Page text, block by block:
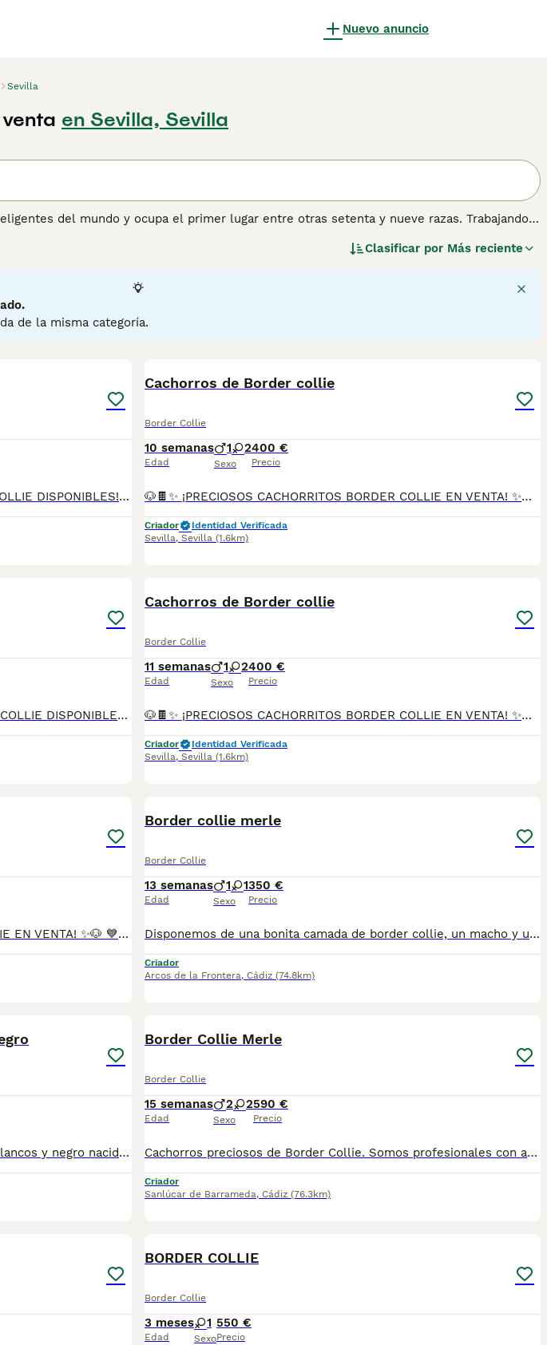
Nuevo anuncio
Sevilla
en Sevilla, Sevilla
del mundo y ocupa el primer lugar entre otras setenta y nueve razas. Trabajando
trabajo y de compañía, particularmente adecuado para personas que llevan una vida activa
Border Collie
Clasificar por Más reciente
de la misma categoría.
🐶🖤🤍 ¡PRECIOSAS CACHORRITAS BORDER COLLIE DISPONIBLES! 🤎🐾 Tenemos 4 preciosas cachorritas de Border Collie listas para reservar: ✨ 3 de color tricolor ✨ 1 de color blanco y negro ✅ Cartilla sanitaria ✅ Primera vacuna puesta ✅ Desparasitadas ✅ Contrato de garantía ✅ Posibilidad de envío a toda la península Son cachorras muy cariñosas, inteligentes y con un excelente carácter, ideales tanto para compañía como para familias activas. 📞 Más información y reservas: 614 140 345
Cachorros de Border collie
Border Collie
10 semanas
Edad
1 2
Sexo
400 €
Precio
🐶🍫✨ ¡PRECIOSOS CACHORRITOS BORDER COLLIE EN VENTA! ✨🍫🐶 🤎🤍 Dos hembras color CHOCOLATE Y BLANCO 💙🤍 Un macho color MERLE 🎂 2 meses de edad 👨‍👩‍👧‍👦 Padres: 🐾 DUKE (padre) 🐾 DAMA (madre) 📦 Se entregan con: 💉 Primera vacuna 🪱 Desparasitados 📘 Cartilla sanitaria 📝 Contrato de garantía ✅ Todo al día 🚚 Posibilidad de envío a toda la península 🇪🇸 📲 Más información y reservas: 📞 614 140 345
Criador
Identidad Verificada
Sevilla, Sevilla (1.6km)
🐶🖤🤍✨ ¡PRECIOSAS CACHORRITAS BORDER COLLIE DISPONIBLES PARA RESERVA! ✨🤍🖤🐶 👧🐾 4 HEMBRAS 🎂 1 mes de edad 🎨 Colores: BLANCO Y NEGRO y TRICOLOR 💖 Ya puedes reservar a tu futura compañera. Se entregarán cuando tengan la edad adecuada, sanas y con todos sus cuidados al día. 📦 Se entregarán con: 💉 Primera vacuna 🪱 Desparasitadas 📘 Cartilla sanitaria 📝 Contrato de garantía ✅ Todo al día 🚚 Posibilidad de envío a toda la península 🇪🇸 📲 Más información y reservas: 📞 614 140 345 🐾 Son cachorritas muy cariñosas, inteligentes y con el carácter ideal para formar parte de una familia. ¡No dejes pasar la oportunidad de darles un hogar lleno de amor y alegría! ❤️🏡🐾 ✨ ¡Reserva abierta! Elige tu cachorrita antes de que encuentren a su familia perfecta ✨
Cachorros de Border collie
Border Collie
11 semanas
Edad
1 2
Sexo
400 €
Precio
🐶🍫✨ ¡PRECIOSOS CACHORRITOS BORDER COLLIE EN VENTA! ✨🍫🐶 🤎🤍 Dos hembras color CHOCOLATE Y BLANCO 💙🤍 Un macho color MERLE 🎂 2 meses de edad 👨‍👩‍👧‍👦 Padres: 🐾 DUKE (padre) 🐾 DAMA (madre) 📦 Se entregan con: 💉 Primera vacuna 🪱 Desparasitados 📘 Cartilla sanitaria 📝 Contrato de garantía ✅ Todo al día 🚚 Posibilidad de envío a toda la península 🇪🇸 📲 Más información y reservas: 📞 614 140 345 🐾 Cachorritos muy cariñosos, inteligentes y con el carácter ideal para formar parte de una familia. ¡No dejes pasar la oportunidad de darles un hogar lleno de amor y alegría! ❤️🏡🐾 ✨ ¡Listos para encontrar a su familia perfecta! ✨
Criador
Identidad Verificada
Sevilla, Sevilla (1.6km)
🐶✨ ¡PRECIOSOS CACHORROS BORDER COLLIE EN VENTA! ✨🐶 💙 Macho color MERLE 🖤🤍 Hembra color BLANCO Y NEGRO 🎂 2 meses de edad 📦 Se entregan con: 💉 Primera vacuna 🪱 Desparasitados 📘 Cartilla sanitaria 📝 Contrato de garantía ✅ Todo al día 🚚 Posibilidad de envío a toda la península 🇪🇸 📲 Más información y reservas: 📞 614 140 345 🐾 Son cachorritos muy cariñosos, inteligentes y con el carácter ideal para formar parte de una familia. ¡No dejes pasar la oportunidad de darles un hogar lleno de amor! ❤️🏡🐾
Border collie merle
Border Collie
13 semanas
Edad
1 1
Sexo
350 €
Precio
Disponemos de una bonita camada de border collie, un macho y una hembra disponibles. Colores blue merle y tricolor. Se entregan vacunados y desparacitados acorde a su edad . Enviamos a toda España . Podemos mandarte fotos y vídeos detallados de cada uno, para más información a través de WhatsApp, atendertemos a la mayor brevedad posible.
Criador
Arcos de la Frontera, Cádiz (74.8km)
preciosa camada border collie blue merle y blancos y negro nacidos 19/05/2026 desparacitados interna externamente revisión veterinaria vacunación al día cartilla de vacunación dóciles y nobles criados en ambiente familiar listos para entrega 1 hembra blue merle 400€ 1 hembra blue merle ojos celeste 500€
Border Collie Merle
Border Collie
15 semanas
Edad
2 2
Sexo
590 €
Precio
Cachorros preciosos de Border Collie. Somos profesionales con años de experiencia. Entregamos a nuestros cachorritos con revisión Veterinaria, Factura de compra, garantía vírica, formulario de reconocimiento de raza pura, junto con su cartilla de vacunación y desparasitacion al día de la entrega. Enviamos a toda España y Baleares mediante servicio propio de transporte. Posibilidad de pago contrareembolso. Para más información no dude en contactar con nosotros. TLF: 649297709. Solo atiendo wasap o tlf. Gracias
Criador
Sanlúcar de Barrameda, Cádiz (76.3km)
BORDER COLLIE
Border Collie
3 meses
Edad
1
Sexo
550 €
Precio